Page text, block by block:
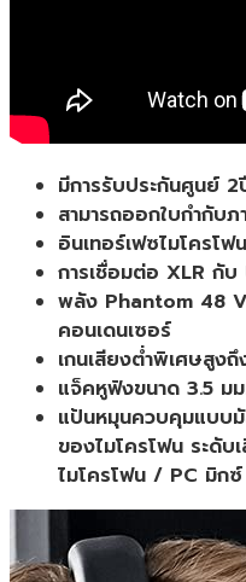
มีการรับประกันศูนย์ 2
สามารถออกใบกำกับภ
อินเทอร์เฟซไมโครโ
การเชื่อมต่อ XLR กั
พลัง Phantom 48
คอนเดนเซอร์
เกนเสียงต่ำพิเศษสูง
แจ็คหูฟังขนาด 3.5 ม
แป้นหมุนควบคุมแบบ
ของไมโครโฟน ระดั
ไมโครโฟน / PC มิกซ์